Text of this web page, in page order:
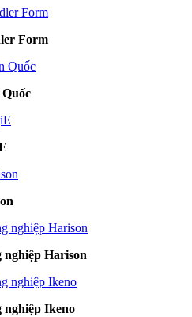
Form
nghiệp Harison
nghiệp Ikeno